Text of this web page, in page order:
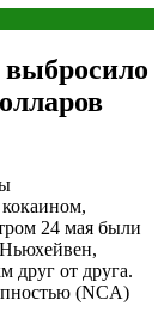
24 мая были
друг от друга.
(NCA)